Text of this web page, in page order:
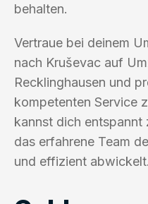
behalten.
Vertraue bei deinem
nach Kruševac auf
Recklinghausen und
kompetenten Service
kannst dich entspannt
das erfahrene Team
und effizient abwickelt.